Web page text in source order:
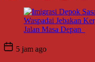
5 jam ago